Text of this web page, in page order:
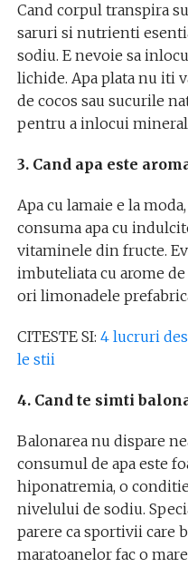
Cand corpul transpira
saruri si nutrienti
sodiu. E nevoie sa
lichide. Apa plata nu iti
de cocos sau sucurile
pentru a inlocui
3. Cand apa este
Apa cu lamaie e la
consuma apa cu
vitaminele din fructe.
imbuteliata cu arome
ori limonadele
CITESTE SI: 4 lucruri
le stii
4. Cand te simti
Balonarea nu dispare
consumul de apa este
hiponatremia, o
nivelului de sodiu.
parere ca sportivii care
maratoanelor fac o